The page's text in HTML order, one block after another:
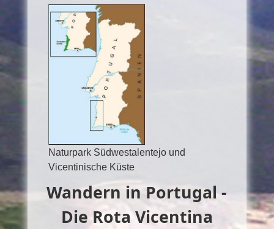
Naturpark Südwestalentejo und
Vicentinische Küste
Wandern in Portugal -
Die Rota Vicentina